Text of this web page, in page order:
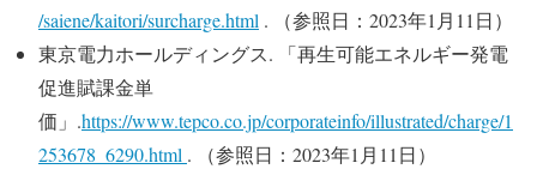
/saiene/kaitori/surcharge.html . （参照日：2023年1月11日）
東京電力ホールディングス. 「再生可能エネルギー発電
促進賦課金単
価」.https://www.tepco.co.jp/corporateinfo/illustrated/charge/1
253678_6290.html . （参照日：2023年1月11日）